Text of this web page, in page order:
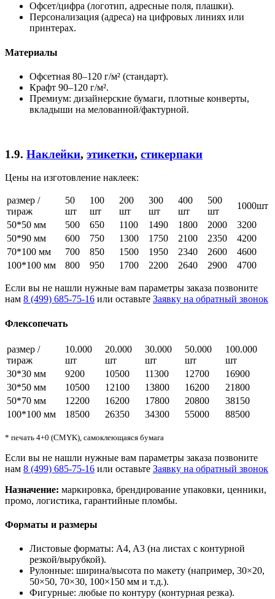
Офсет/цифра (логотип, адресные поля, плашки).
Персонализация (адреса) на цифровых линиях или
принтерах.
Материалы
Офсетная 80–120 г/м² (стандарт).
Крафт 90–120 г/м².
Премиум: дизайнерские бумаги, плотные конверты,
вкладыши на мелованной/фактурной.
1.9. Наклейки, этикетки, стикерпаки
Цены на изготовление наклеек:
размер /
тираж
50
шт
100
шт
200
шт
300
шт
400
шт
500
шт
1000шт
50*50 мм
500 650 1100 1490 1800 2000
3200
50*90 мм
600 750 1300 1750 2100 2350
4200
70*100 мм
700 850 1500 1950 2340 2600
4600
100*100 мм
800 950 1700 2200 2640 2900 4700
Если вы не нашли нужные вам параметры заказа позвоните
нам 8 (499) 685-75-16 или оставьте Заявку на обратный звонок
Флексопечать
размер /
тираж
10.000
шт
20.000
шт
30.000
шт
50.000
шт
100.000
шт
30*30 мм
9200 10500 11300 12700
16900
30*50 мм
10500 12100 13800 16200
21800
50*70 мм
12200 16200 17800 20800
38150
100*100 мм
18500 26350 34300 55000 88500
* печать 4+0 (CMYK), самоклеющаяся бумага
Если вы не нашли нужные вам параметры заказа позвоните
нам 8 (499) 685-75-16 или оставьте Заявку на обратный звонок
Назначение: маркировка, брендирование упаковки, ценники,
промо, логистика, гарантийные пломбы.
Форматы и размеры
Листовые форматы: A4, A3 (на листах с контурной
резкой/вырубкой).
Рулонные: ширина/высота по макету (например, 30×20,
50×50, 70×30, 100×150 мм и т.д.).
Фигурные: любые по контуру (контурная резка).